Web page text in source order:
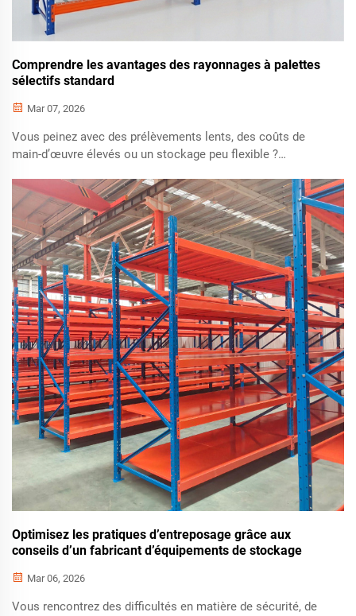
Comprendre les avantages des rayonnages à palettes
sélectifs standard
Mar 07, 2026
Vous peinez avec des prélèvements lents, des coûts de
main-d’œuvre élevés ou un stockage peu flexible ?
standard améliorent la précision de 27 %, réduisent le
temps de déplacement de 40 % et permettent une réduction
de 30 à 40 % des coûts initiaux. Calculez dès maintenant
votre retour sur investissement.
Optimisez les pratiques d’entreposage grâce aux
conseils d’un fabricant d’équipements de stockage
Mar 06, 2026
Vous rencontrez des difficultés en matière de sécurité, de